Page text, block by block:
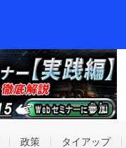
政策 タイアップ